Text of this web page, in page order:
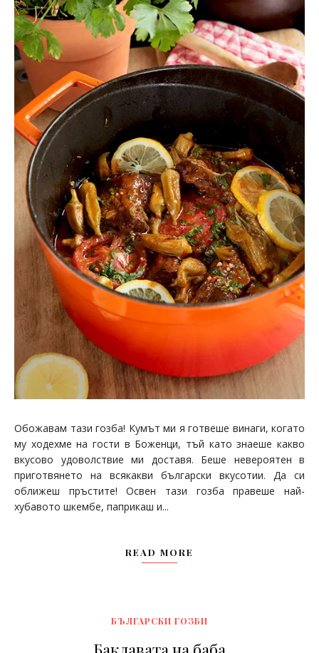
Обожавам тази гозба! Кумът ми я готвеше винаги, когато
му ходехме на гости в Боженци, тъй като знаеше какво
вкусово удоволствие ми доставя. Беше невероятен в
приготвянето на всякакви български вкусотии. Да си
оближеш пръстите! Освен тази гозба правеше най-
хубавото шкембе, паприкаш и...
READ MORE
БЪЛГАРСКИ ГОЗБИ